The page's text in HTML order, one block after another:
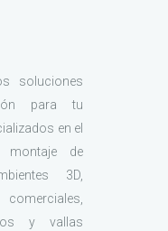
soluciones
para tu
en el
montaje de
3D,
y vallas